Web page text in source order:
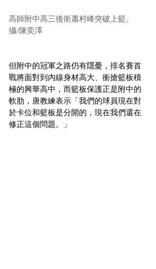
高師附中高三後衛蕭村峰突破上籃。
攝/陳奕澤
但附中的冠軍之路仍有隱憂，排名賽首
戰將面對到內線身材高大、衝搶籃板積
極的興華高中，而籃板保護正是附中的
軟肋，唐教練表示「我們的球員現在對
於卡位和籃板是分開的，現在我們還在
修正這個問題。」